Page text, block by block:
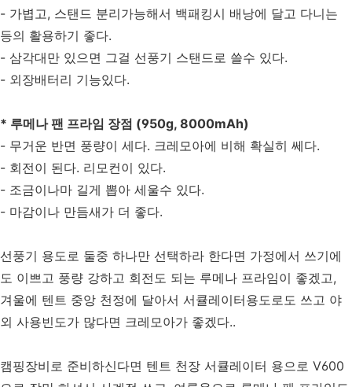
- 가볍고, 스탠드 분리가능해서 백패킹시 배낭에 달고 다니는
등의 활용하기 좋다.
- 삼각대만 있으면 그걸 선풍기 스탠드로 쓸수 있다.
- 외장배터리 기능있다.
* 루메나 팬 프라임 장점 (950g, 8000mAh)
- 무거운 반면 풍량이 세다. 크레모아에 비해 확실히 쎄다.
- 회전이 된다. 리모컨이 있다.
- 조금이나마 길게 뽑아 세울수 있다.
- 마감이나 만듬새가 더 좋다.
선풍기 용도로 둘중 하나만 선택하라 한다면 가정에서 쓰기에
도 이쁘고 풍량 강하고 회전도 되는 루메나 프라임이 좋겠고,
겨울에 텐트 중앙 천정에 달아서 서큘레이터용도로도 쓰고 야
외 사용빈도가 많다면 크레모아가 좋겠다..
캠핑장비로 준비하신다면 텐트 천장 서큘레이터 용으로 V600